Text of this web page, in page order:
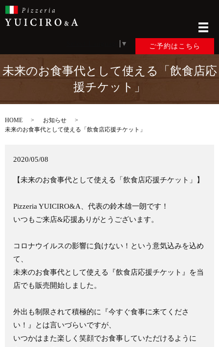
▼ ご予約はこちら
メ
未来のお食事代として使える「飲食店応
援チケット」
HOME
お知らせ
未来のお食事代として使える「飲食店応援チケット」
2020/05/08
【未来のお食事代として使える「飲食店応援チケット」】
Pizzeria YUICIRO&A、代表の鈴木雄一朗です！
いつもご来店&応援ありがとうございます。
コロナウイルスの影響に負けない！という意気込みを込め
て、
未来のお食事代として使える『飲食店応援チケット』を当
店でも販売開始しました。
外出も制限されて積極的に『今すぐ食事に来てくださ
い！』とは言いづらいですが、
いつかはまた楽しく笑顔でお食事していただけるように